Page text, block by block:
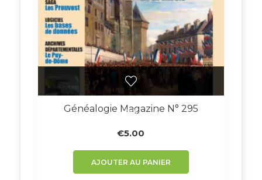
Généalogie Magazine N° 295
€5.00
AJOUTER AU PANIER